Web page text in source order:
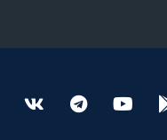
Конференция «Восток»